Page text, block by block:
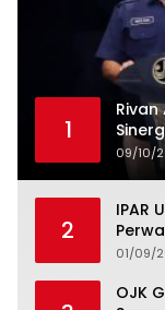
1
09/10/
2
IPAR
5
01/09/
OJK